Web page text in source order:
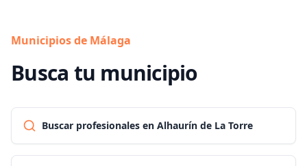
Municipios de Málaga
Busca tu municipio
Buscar profesionales en Alhaurín de La Torre